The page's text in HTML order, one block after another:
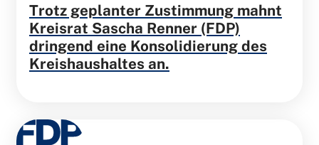
Trotz geplanter Zustimmung mahnt
Kreisrat Sascha Renner (FDP)
dringend eine Konsolidierung des
Kreishaushaltes an.